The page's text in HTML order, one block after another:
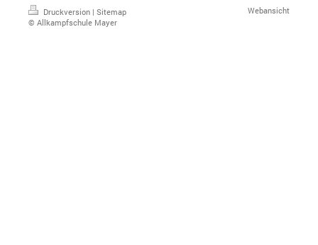
Druckversion | Sitemap
© Allkampfschule Mayer
Webansicht